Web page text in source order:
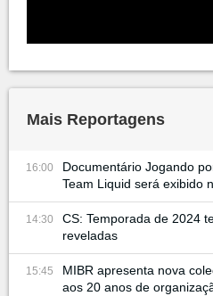
Mais Reportagens
16:00
Documentário Jogando
Team Liquid será exibido
14:30
CS: Temporada de 2024
reveladas
15:45
MIBR apresenta nova
aos 20 anos de